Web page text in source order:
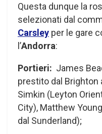
Questa dunque la
selezionati dal
Carsley per le gare
l’Andorra:
Portieri: James
prestito dal Brighton
Simkin (Leyton
City), Matthew
dal Sunderland);